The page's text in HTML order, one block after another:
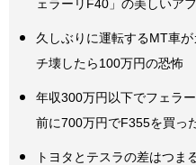
ェラーリF40」の美しいア
久しぶりに運転するMT車
チ壊したら100万円の恐怖
年収300万円以下でフェラ
前に700万円でF355を買っ
トヨタとテスラの差はつ